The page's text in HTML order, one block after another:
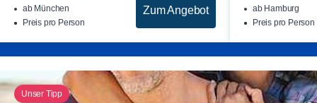
ab München
Preis pro Person
Zum Angebot
ab Hamburg
Preis pro Person
Unser Tipp